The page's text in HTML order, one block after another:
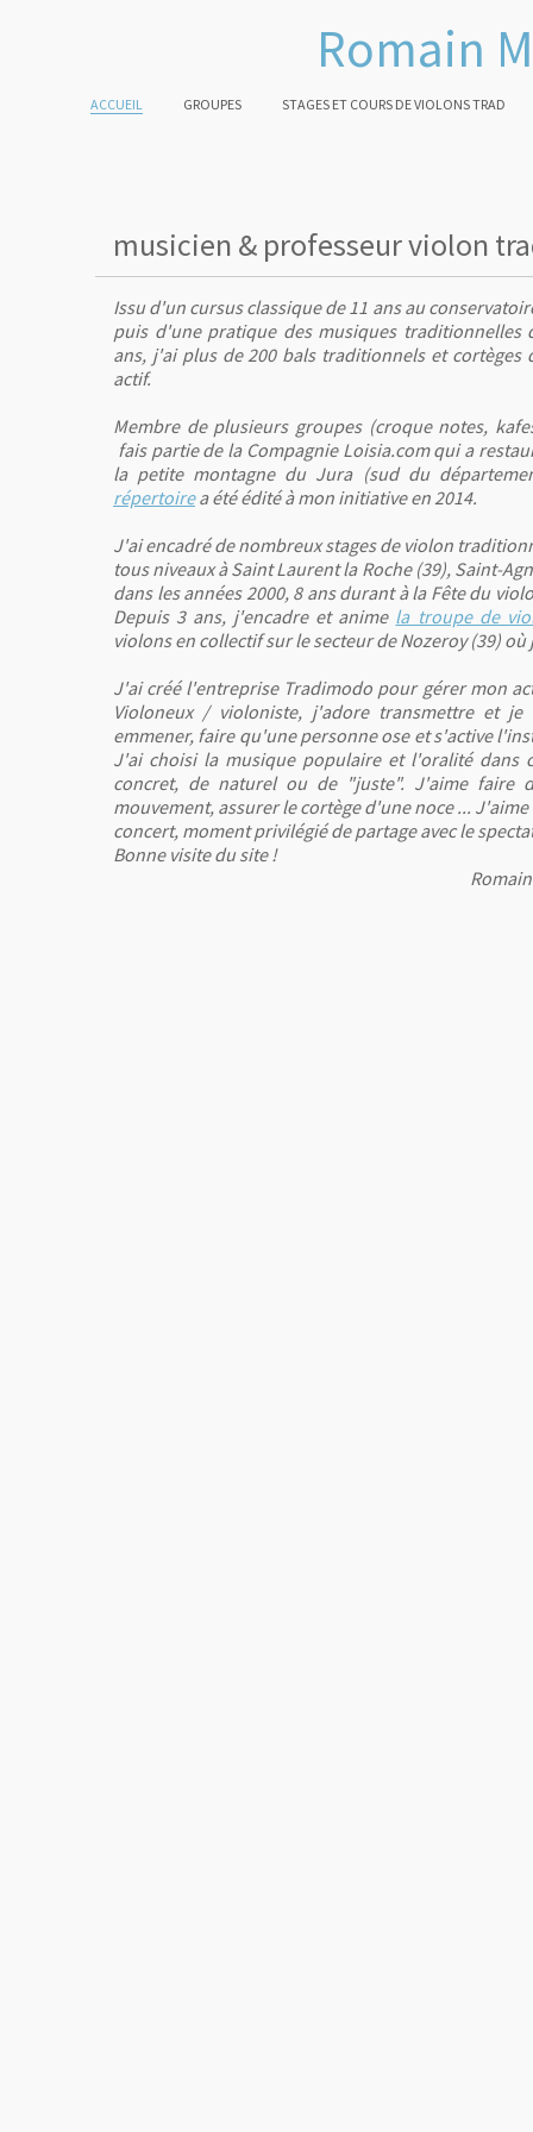
Romain
ACCUEIL GROUPES STAGES ET COURS DE VIOLONS TRAD
musicien & professeur violon
Issu d'un cursus classique de 11 ans au
puis d'une pratique des musiques traditionnelles
ans, j'ai plus de 200 bals traditionnels et cortèges
actif.
Membre de plusieurs groupes (croque notes,
fais partie de la Compagnie Loisia.com qui a
la petite montagne du Jura (sud du
répertoirea été édité à mon initiative en 2014.
J'ai encadré de nombreux stages de violon
tous niveaux à Saint Laurent la Roche (39), Saint-
dans les années 2000, 8 ans durant à la Fête du
Depuis 3 ans, j'encadre et anime la troupe de
violons en collectif sur le secteur de Nozeroy (39) où
J'ai créé l'entreprise Tradimodo pour gérer mon
Violoneux / violoniste, j'adore transmettre et
emmener, faire qu'une personne ose et s'active
J'ai choisi la musique populaire et l'oralité dans
concret, de naturel ou de "juste". J'aime faire
mouvement, assurer le cortège d'une noce ...
concert, moment privilégié de partage avec le
Bonne visite du site !
Romain